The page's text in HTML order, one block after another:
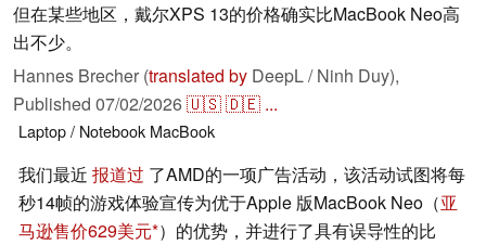
但在某些地区，戴尔XPS 13的价格确实比MacBook Neo高
出不少。
Hannes Brecher (translated by DeepL / Ninh Duy),
Published 07/02/2026🇺🇸🇩🇪 ...
Laptop / Notebook MacBook
我们最近 报道过 了AMD的一项广告活动，该活动试图将每
秒14帧的游戏体验宣传为优于Apple 版MacBook Neo（亚
马逊售价629美元 ）的优势，并进行了具有误导性的比